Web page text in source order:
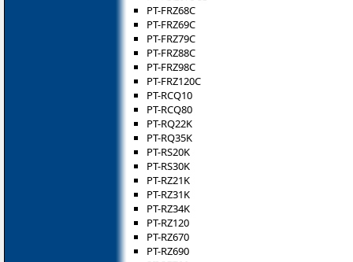
PT-FRZ68C
PT-FRZ69C
PT-FRZ79C
PT-FRZ88C
PT-FRZ98C
PT-FRZ120C
PT-RCQ10
PT-RCQ80
PT-RQ22K
PT-RQ35K
PT-RS20K
PT-RS30K
PT-RZ21K
PT-RZ31K
PT-RZ34K
PT-RZ120
PT-RZ670
PT-RZ690